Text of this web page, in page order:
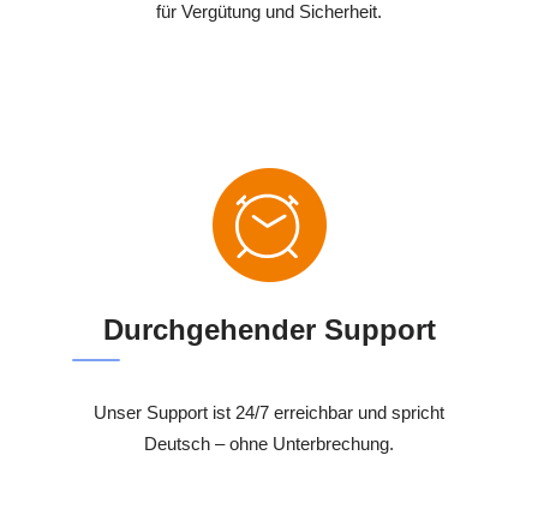
für Vergütung und Sicherheit.
Durchgehender Support
Unser Support ist 24/7 erreichbar und spricht
Deutsch – ohne Unterbrechung.